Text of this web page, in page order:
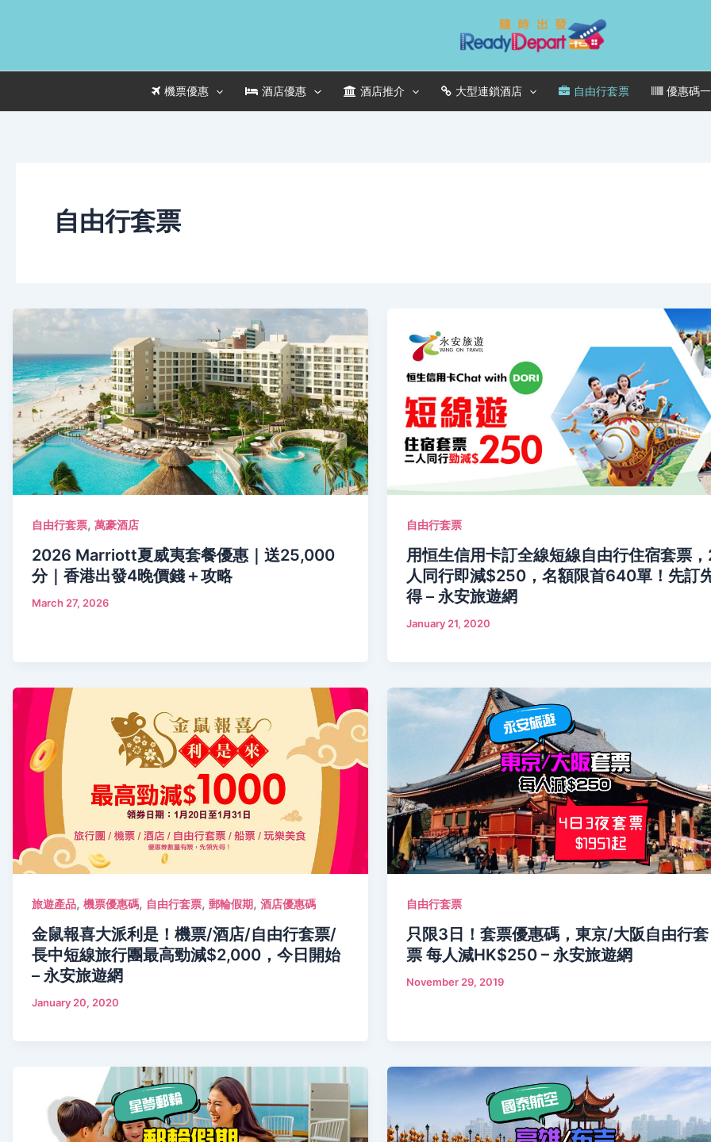
機票優惠 酒店優惠 酒店推介 大型連鎖酒店 自由行套票 優惠碼
自由行套票
自由行套票, 萬豪酒店
2026 Marriott夏威夷套餐優惠｜送25,000
分｜香港出發4晚價錢＋攻略
March 27, 2026
自由行套票
用恒生信用卡訂全線短線自由行住宿套票
人同行即減$250，名額限首640單！先訂
得 – 永安旅遊網
January 21, 2020
旅遊產品, 機票優惠碼, 自由行套票, 郵輪假期, 酒店優惠碼
金鼠報喜大派利是！機票/酒店/自由行套票/
長中短線旅行團最高勁減$2,000，今日開始
– 永安旅遊網
January 20, 2020
自由行套票
只限3日！套票優惠碼，東京/大阪自由行套
票 每人減HK$250 – 永安旅遊網
November 29, 2019